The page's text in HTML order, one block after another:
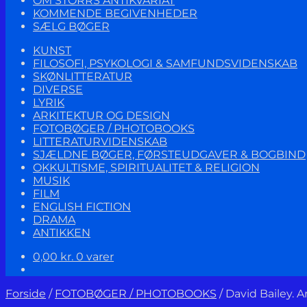
KOMMENDE BEGIVENHEDER
SÆLG BØGER
KUNST
FILOSOFI, PSYKOLOGI & SAMFUNDSVIDENSKAB
SKØNLITTERATUR
DIVERSE
LYRIK
ARKITEKTUR OG DESIGN
FOTOBØGER / PHOTOBOOKS
LITTERATURVIDENSKAB
SJÆLDNE BØGER, FØRSTEUDGAVER & BOGBIND
OKKULTISME, SPIRITUALITET & RELIGION
MUSIK
FILM
ENGLISH FICTION
DRAMA
ANTIKKEN
0,00 kr. 0 varer
Forside / FOTOBØGER / PHOTOBOOKS / David Bailey.